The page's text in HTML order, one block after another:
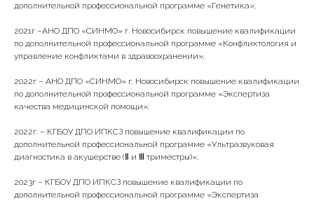
дополнительной профессиональной программе «Генетика»;
2021г –АНО ДПО «СИНМО» г. Новосибирск повышение квалификации
по дополнительной профессиональной программе «Конфликтология и
управление конфликтами в здравоохранении»;
2022г – АНО ДПО «СИНМО» г. Новосибирск повышение квалификации
по дополнительной профессиональной программе «Экспертиза
качества медицинской помощи»;
2022г. – КГБОУ ДПО ИПКСЗ повышение квалификации по
дополнительной профессиональной программе «Ультразвуковая
диагностика в акушерстве (Ⅱ и Ⅲ триместры)»;
2023г – КГБОУ ДПО ИПКСЗ повышение квалификации по
дополнительной профессиональной программе «Экспертиза